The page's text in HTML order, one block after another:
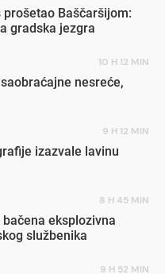
Baščaršijom:
gradska jezgra
10 H 12 MIN
nesreće,
9 H 12 MIN
izazvale lavinu
8 H 45 MIN
eksplozivna
službenika
9 H 52 MIN